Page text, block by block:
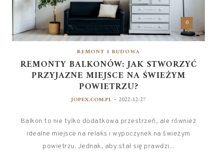
0
REMONT I BUDOWA
REMONTY BALKONÓW: JAK STWORZYĆ
PRZYJAZNE MIEJSCE NA ŚWIEŻYM
POWIETRZU?
JOPEX.COM.PL - 2022-12-27
Balkon to nie tylko dodatkowa przestrzeń, ale również
idealne miejsce na relaks i wypoczynek na świeżym
powietrzu. Jednak, aby stał się prawdzi...